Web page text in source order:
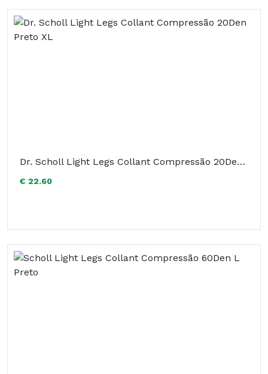
Dr. Scholl Light Legs Collant Compressão 20Den Preto XL
€ 22.60